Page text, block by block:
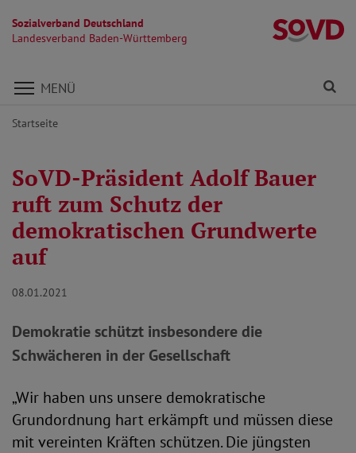
Sozialverband Deutschland
Landesverband Baden-Württemberg
Direkt zu den Inhalten springen
MENÜ
Startseite
SoVD-Präsident Adolf Bauer
ruft zum Schutz der
demokratischen Grundwerte
auf
08.01.2021
Demokratie schützt insbesondere die
Schwächeren in der Gesellschaft
„Wir haben uns unsere demokratische
Grundordnung hart erkämpft und müssen diese
mit vereinten Kräften schützen. Die jüngsten